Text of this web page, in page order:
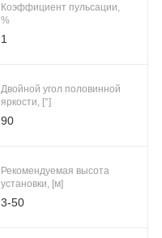
Коэффициент пульсации,
%
1
Двойной угол половинной
яркости, [°]
90
Рекомендуемая высота
установки, [м]
3-50